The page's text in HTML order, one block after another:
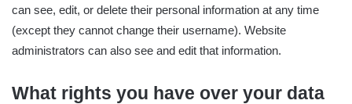
can see, edit, or delete their personal information at any time
(except they cannot change their username). Website
administrators can also see and edit that information.
What rights you have over your data